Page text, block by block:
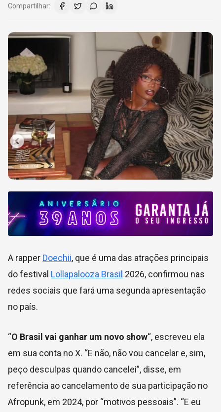
Compartilhar:
A rapper Doechii, que é uma das atrações principais
do festival Lollapalooza Brasil 2026, confirmou nas
redes sociais que fará uma segunda apresentação
no país.
“O Brasil vai ganhar um novo show“, escreveu ela
em sua conta no X. “E não, não vou cancelar e, sim,
peço desculpas quando cancelei”, disse, em
referência ao cancelamento de sua participação no
Afropunk, em 2024, por “motivos pessoais”. “E eu